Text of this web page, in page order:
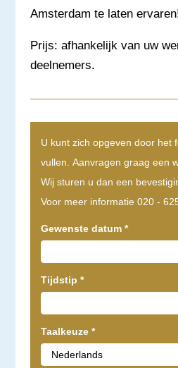
Amsterdam te laten
Prijs: afhankelijk van uw
deelnemers.
U kunt zich opgeven door het
vullen. Aanvragen graag een
Wij sturen u dan een
Voor meer informatie 020 -
Gewenste datum *
Tijdstip *
Taalkeuze *